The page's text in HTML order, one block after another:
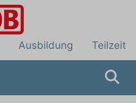
Ausbildung Teilzeit